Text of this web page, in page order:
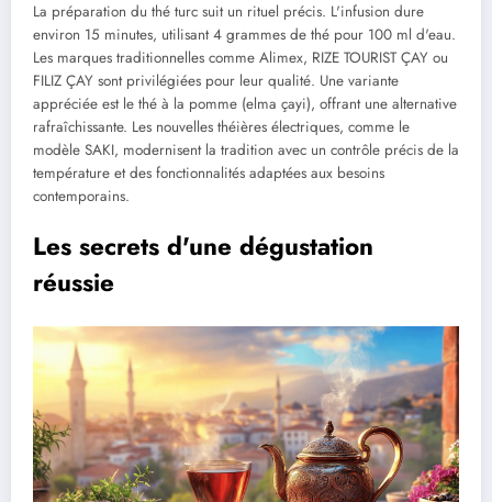
La préparation du thé turc suit un rituel précis. L'infusion dure
environ 15 minutes, utilisant 4 grammes de thé pour 100 ml d'eau.
Les marques traditionnelles comme Alimex, RIZE TOURIST ÇAY ou
FILIZ ÇAY sont privilégiées pour leur qualité. Une variante
appréciée est le thé à la pomme (elma çayi), offrant une alternative
rafraîchissante. Les nouvelles théières électriques, comme le
modèle SAKI, modernisent la tradition avec un contrôle précis de la
température et des fonctionnalités adaptées aux besoins
contemporains.
Les secrets d'une dégustation
réussie